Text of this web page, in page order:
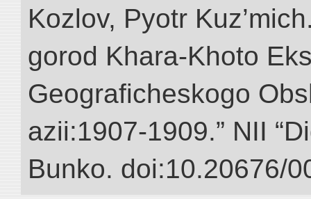
Kozlov, Pyotr
gorod Khara-Khoto
Geograficheskogo
azii:1907-1909.” NII
Bunko. doi:10.20676/